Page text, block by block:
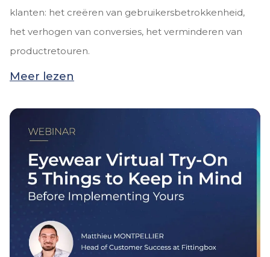
klanten: het creëren van gebruikersbetrokkenheid,
het verhogen van conversies, het verminderen van
productretouren.
Meer lezen